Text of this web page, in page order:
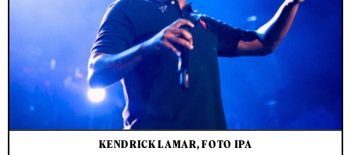
KENDRICK LAMAR, FOTO IPA